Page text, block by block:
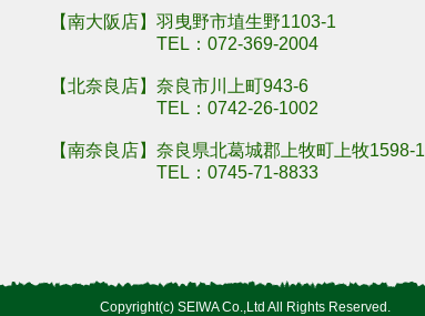
【南大阪店】羽曳野市埴生野1103-1
TEL： 072-369-2004
【北奈良店】奈良市川上町943-6
TEL： 0742-26-1002
【南奈良店】奈良県北葛城郡上牧町上牧1598-1
TEL： 0745-71-8833
Copyright(c) SEIWA Co.,Ltd All Rights Reserved.